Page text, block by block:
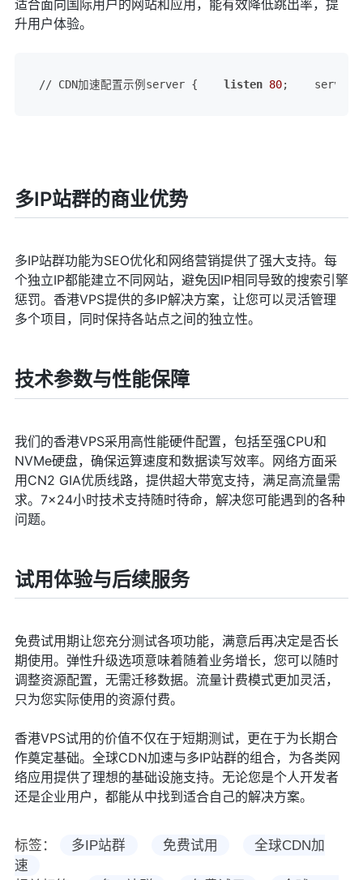
适合面向国际用户的网站和应用，能有效降低跳出率，提
升用户体验。
// CDN加速配置示例server { listen 80;
多IP站群的商业优势
多IP站群功能为SEO优化和网络营销提供了强大支持。每
个独立IP都能建立不同网站，避免因IP相同导致的搜索引擎
惩罚。香港VPS提供的多IP解决方案，让您可以灵活管理
多个项目，同时保持各站点之间的独立性。
技术参数与性能保障
我们的香港VPS采用高性能硬件配置，包括至强CPU和
NVMe硬盘，确保运算速度和数据读写效率。网络方面采
用CN2 GIA优质线路，提供超大带宽支持，满足高流量需
求。7×24小时技术支持随时待命，解决您可能遇到的各种
问题。
试用体验与后续服务
免费试用期让您充分测试各项功能，满意后再决定是否长
期使用。弹性升级选项意味着随着业务增长，您可以随时
调整资源配置，无需迁移数据。流量计费模式更加灵活，
只为您实际使用的资源付费。
香港VPS试用的价值不仅在于短期测试，更在于为长期合
作奠定基础。全球CDN加速与多IP站群的组合，为各类网
络应用提供了理想的基础设施支持。无论您是个人开发者
还是企业用户，都能从中找到适合自己的解决方案。
标签： 多IP站群 免费试用
全球CDN加
速